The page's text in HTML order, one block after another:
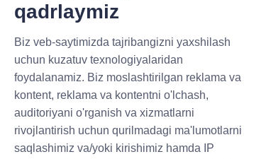
Hozir yuboring
Kontakt ma'lumotlari
Global Boshqarma
qadrlaymiz
Biz veb-saytimizda tajribangizni yaxshilash
uchun kuzatuv texnologiyalaridan
foydalanamiz. Biz moslashtirilgan reklama va
kontent, reklama va kontentni o'lchash,
auditoriyani o'rganish va xizmatlarni
rivojlantirish uchun qurilmadagi ma'lumotlarni
saqlashimiz va/yoki kirishimiz hamda IP